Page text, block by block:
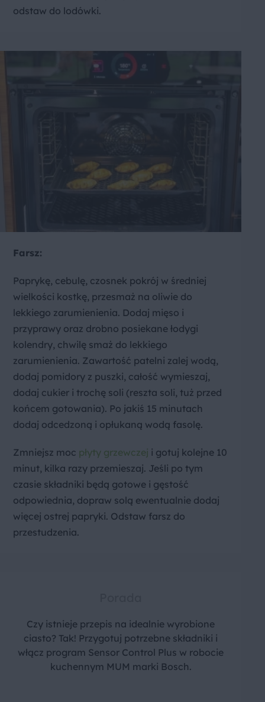
odstaw do lodówki.
Farsz:
Paprykę, cebulę, czosnek pokrój w średniej
wielkości kostkę, przesmaż na oliwie do
lekkiego zarumienienia. Dodaj mięso i
przyprawy oraz drobno posiekane łodygi
kolendry, chwilę smaż do lekkiego
zarumienienia. Zawartość patelni zalej wodą,
dodaj pomidory z puszki, całość wymieszaj,
dodaj cukier i trochę soli (reszta soli, tuż przed
końcem gotowania). Po jakiś 15 minutach
dodaj odcedzoną i opłukaną wodą fasolę.
Zmniejsz moc płyty grzewczej i gotuj kolejne 10
minut, kilka razy przemieszaj. Jeśli po tym
czasie składniki będą gotowe i gęstość
odpowiednia, dopraw solą ewentualnie dodaj
więcej ostrej papryki. Odstaw farsz do
przestudzenia.
Czy istnieje przepis na idealnie wyrobione
ciasto? Tak! Przygotuj potrzebne składniki i
włącz program Sensor Control Plus w robocie
kuchennym MUM marki Bosch.